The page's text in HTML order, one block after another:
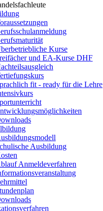
Kurse
und EA-Kurse DHF
fit - ready für die Lehre
Ausbildung
Anmeldeverfahren